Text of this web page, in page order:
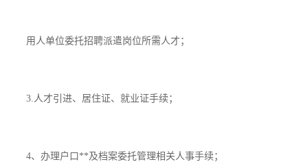
用人单位委托招聘派遣岗位所需人才；
3.人才引进、居住证、就业证手续；
4、办理户口**及档案委托管理相关人事手续；